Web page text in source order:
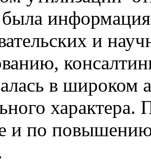
была
и
в широком
и по